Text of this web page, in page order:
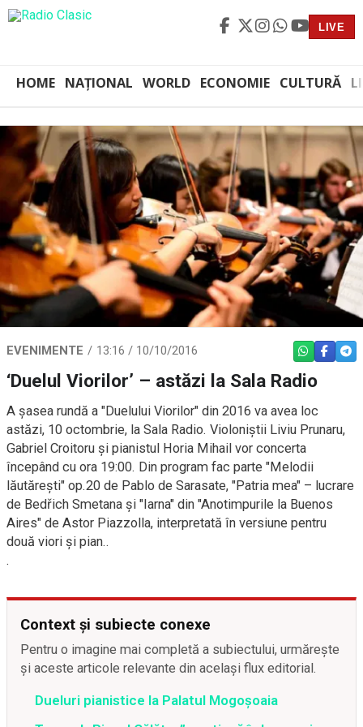
LIVE
HOME NAȚIONAL WORLD ECONOMIE CULTURĂ
EVENIMENTE 13:16 / 10/10/2016 WHATSAPP
‘Duelul Viorilor’ – astăzi la Sala Radio
A şasea rundă a "Duelului Viorilor" din 2016 va avea loc
astăzi, 10 octombrie, la Sala Radio. Violoniştii Liviu Prunaru,
Gabriel Croitoru şi pianistul Horia Mihail vor concerta
începând cu ora 19:00. Din program fac parte "Melodii
lăutărești" op.20 de Pablo de Sarasate, "Patria mea" – lucrare
de Bedřich Smetana şi "Iarna" din "Anotimpurile la Buenos
Aires" de Astor Piazzolla, interpretată în versiune pentru
două viori şi pian..
.
Context și subiecte conexe
Pentru o imagine mai completă a subiectului, urmărește
și aceste articole relevante din același flux editorial.
Dueluri pianistice la Palatul Mogoșoaia